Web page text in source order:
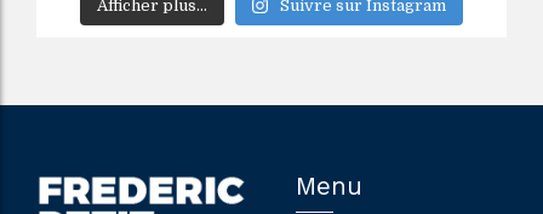
Afficher plus... Suivre sur Instagram
Menu